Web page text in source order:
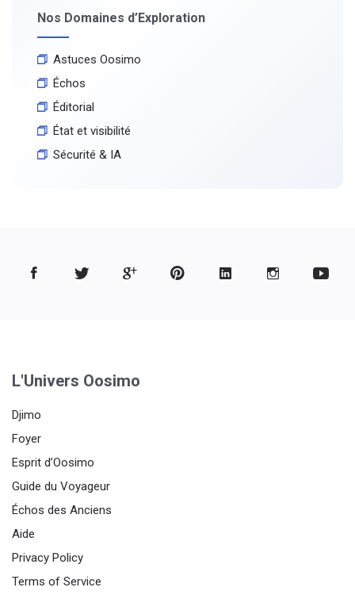
Nos Domaines d’Exploration
Astuces Oosimo
Échos
Éditorial
État et visibilité
Sécurité & IA
L'Univers Oosimo
Djimo
Foyer
Esprit d’Oosimo
Guide du Voyageur
Échos des Anciens
Aide
Privacy Policy
Terms of Service